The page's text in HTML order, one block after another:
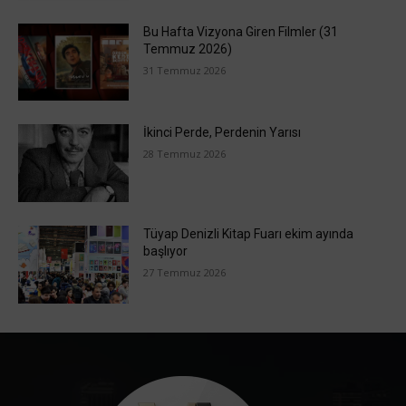
Bu Hafta Vizyona Giren Filmler (31
Temmuz 2026)
31 Temmuz 2026
İkinci Perde, Perdenin Yarısı
28 Temmuz 2026
Tüyap Denizli Kitap Fuarı ekim ayında
başlıyor
27 Temmuz 2026